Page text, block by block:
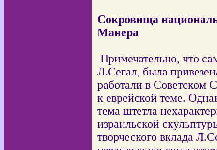
Сокровища
Манера
Примечательно, что
Л.Сегал, была
работали в Советском
к еврейской теме.
тема штетла
израильской
творческого вклада